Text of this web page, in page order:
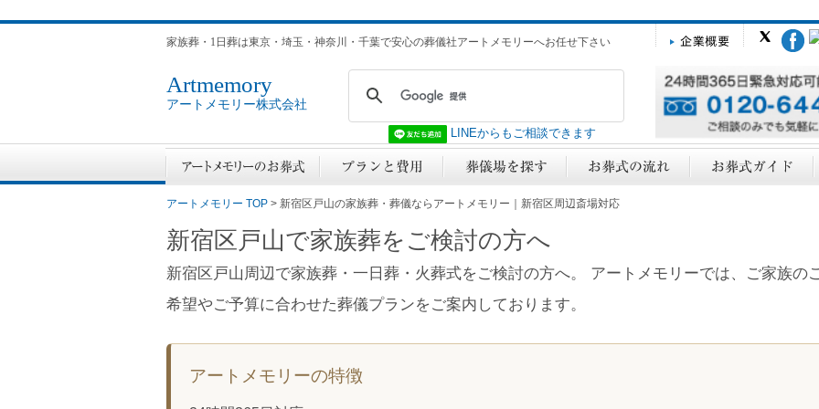
家族葬・1日葬は東京・埼玉・神奈川・千葉で安心の葬儀社アートメモリーへお任せ下さい
Artmemory
アートメモリー株式会社
LINEからもご相談できます
アートメモリー TOP > 新宿区戸山の家族葬・葬儀ならアートメモリー｜新宿区周辺斎場対応
新宿区戸山で家族葬をご検討の方へ
新宿区戸山周辺で家族葬・一日葬・火葬式をご検討の方へ。 アートメモリーでは、ご家族の
希望やご予算に合わせた葬儀プランをご案内しております。
アートメモリーの特徴